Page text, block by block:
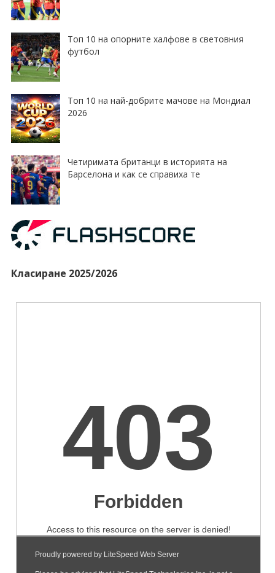
Топ 10 на опорните халфове в световния
футбол
Топ 10 на най-добрите мачове на Мондиал
2026
Четиримата британци в историята на
Барселона и как се справиха те
Класиране 2025/2026